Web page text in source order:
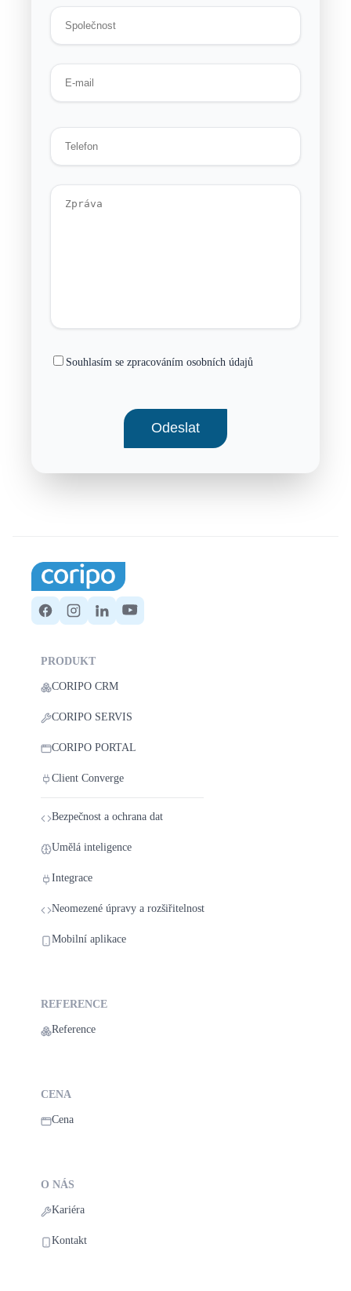
Souhlasím se zpracováním osobních údajů
PRODUKT
CORIPO CRM
CORIPO SERVIS
CORIPO PORTAL
Client Converge
Bezpečnost a ochrana dat
Umělá inteligence
Integrace
Neomezené úpravy a rozšiřitelnost
Mobilní aplikace
REFERENCE
Reference
CENA
Cena
O NÁS
Kariéra
Kontakt